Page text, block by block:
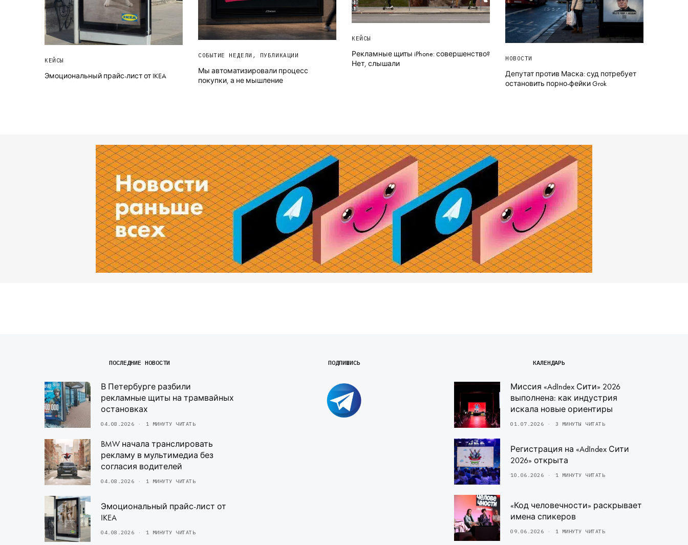
КЕЙСЫ
Эмоциональный прайс-лист от IKEA
СОБЫТИЕ НЕДЕЛИ , ПУБЛИКАЦИИ
Мы автоматизировали процесс
покупки, а не мышление
КЕЙСЫ
Рекламные щиты iPhone: совершенство?
Нет, слышали
НОВОСТИ
Депутат против Маска: суд потребует
остановить порно-фейки Grok
ПОСЛЕДНИЕ НОВОСТИ
В Петербурге разбили
рекламные щиты на трамвайных
остановках
04.08.2026 1 МИНУТУ ЧИТАТЬ
BMW начала транслировать
рекламу в мультимедиа без
согласия водителей
04.08.2026 1 МИНУТУ ЧИТАТЬ
Эмоциональный прайс-лист от
IKEA
04.08.2026 1 МИНУТУ ЧИТАТЬ
ПОДПИШИСЬ КАЛЕНДАРЬ
Миссия «AdIndex Сити» 2026
выполнена: как индустрия
искала новые ориентиры
01.07.2026 3 МИНУТЫ ЧИТАТЬ
Регистрация на «AdIndex Сити
2026» открыта
10.06.2026 1 МИНУТУ ЧИТАТЬ
«Код человечности» раскрывает
имена спикеров
09.06.2026 1 МИНУТУ ЧИТАТЬ